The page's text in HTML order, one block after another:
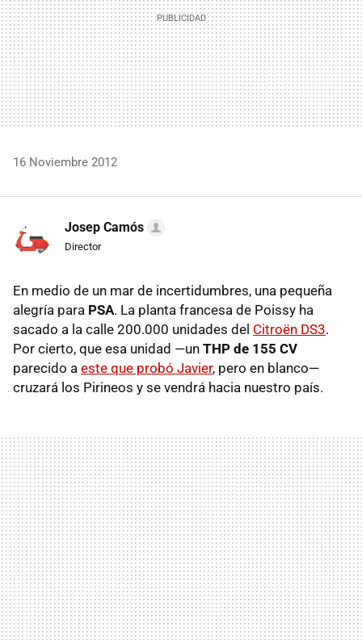
16 Noviembre 2012
Josep Camós
Director
En medio de un mar de incertidumbres, una pequeña
alegría para PSA. La planta francesa de Poissy ha
sacado a la calle 200.000 unidades del Citroën DS3.
Por cierto, que esa unidad —un THP de 155 CV
parecido a este que probó Javier, pero en blanco—
cruzará los Pirineos y se vendrá hacia nuestro país.